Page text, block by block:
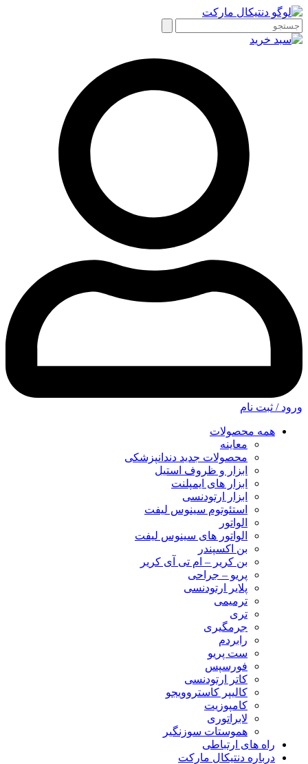
ورود / ثبت نام
همه محصولات
معاینه
محصولات جدید دندانپزشکی
ابزار و ظروف استیل
ابزار های ایمپلنت
ابزار ارتودنسی
استئوتوم سینوس لیفت
الواتور
الواتور های سینوس لیفت
بن اکسپندر
بن کریر – ام تی آی کریر
پریو – جراحی
پلایر ارتودنسی
ترمیمی
تری
جرمگیری
رابردم
ست پریو
فورسپس
کاتر ارتودنسی
کالیپر کاستروویجو
کامپوزیت
لابراتوری
هموستات سوزنگیر
راه های ارتباطی
درباره دنتیکال مارکت